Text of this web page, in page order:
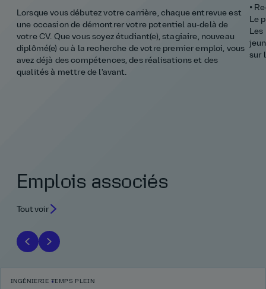
Lorsque vous débutez votre carrière, chaque entrevue est
une occasion de démontrer votre potentiel au‑delà de
votre CV. Que vous soyez étudiant(e), stagiaire, nouveau
diplômé(e) ou à la recherche de votre premier emploi, vous
avez déjà des compétences, des réalisations et des
qualités à mettre de l'avant.
•
Le
sur
Emplois associés
Tout voir
INGÉNIERIE TEMPS PLEIN